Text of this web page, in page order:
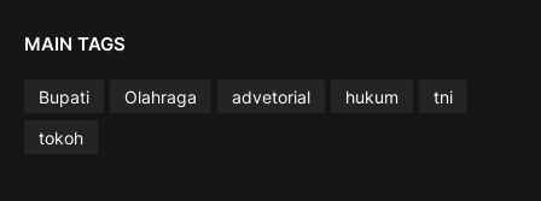
MAIN TAGS
Bupati Olahraga advetorial hukum
tni
tokoh